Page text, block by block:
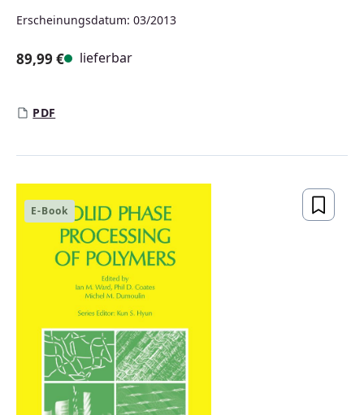
Erscheinungsdatum: 03/2013
89,99 € lieferbar
PDF
E-Book